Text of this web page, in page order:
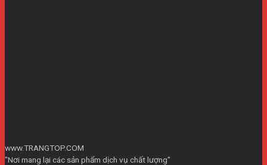
www.TRANGTOP.COM
"Nơi mang lại các sản phẩm dịch vụ chất lượng"